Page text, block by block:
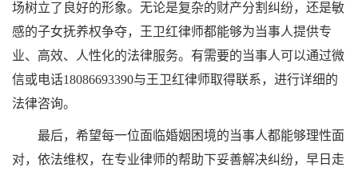
场树立了良好的形象。无论是复杂的财产分割纠纷，还是敏
感的子女抚养权争夺，王卫红律师都能够为当事人提供专
业、高效、人性化的法律服务。有需要的当事人可以通过微
信或电话18086693390与王卫红律师取得联系，进行详细的
法律咨询。
最后，希望每一位面临婚姻困境的当事人都能够理性面
对，依法维权，在专业律师的帮助下妥善解决纠纷，早日走